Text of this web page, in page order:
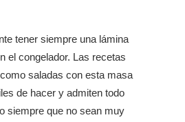
tener siempre una lámina
el congelador. Las recetas
saladas con esta masa
de hacer y admiten todo
siempre que no sean muy